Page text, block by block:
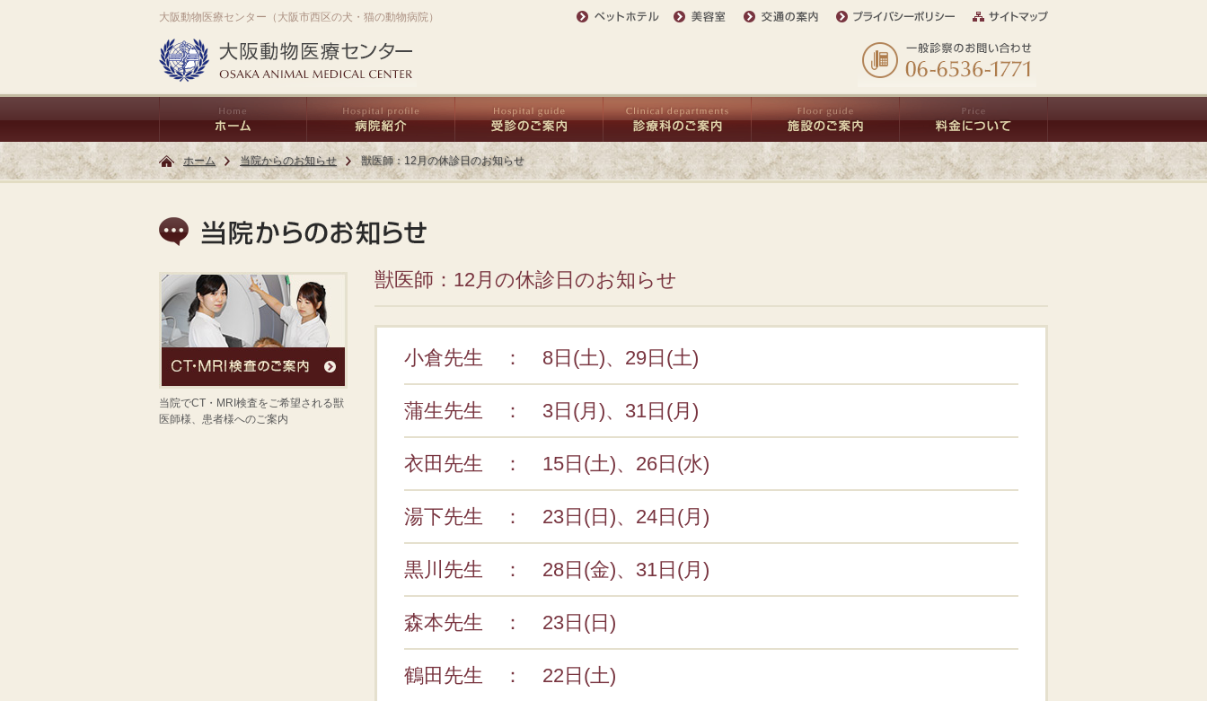
大阪動物医療センター（大阪市西区の犬・猫の動物病院）
ホーム 当院からのお知らせ 獣医師：12月の休診日のお知らせ
獣医師：12月の休診日のお知らせ
小倉先生 ： 8日(土)、29日(土)
蒲生先生 ： 3日(月)、31日(月)
衣田先生 ： 15日(土)、26日(水)
湯下先生 ： 23日(日)、24日(月)
黒川先生 ： 28日(金)、31日(月)
森本先生 ： 23日(日)
鶴田先生 ： 22日(土)
当院でCT・MRI検査をご希望される獣
医師様、患者様へのご案内